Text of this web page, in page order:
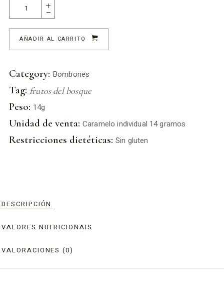
AÑADIR AL CARRITO
Category: Bombones
Tag: frutos del bosque
Peso: 14g
Unidad de venta: Caramelo individual 14 gramos
Restricciones dietéticas: Sin gluten
DESCRIPCIÓN
VALORES NUTRICIONAIS
VALORACIONES (0)